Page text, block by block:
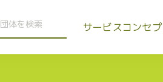
サービスコンセプ